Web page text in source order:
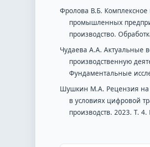
Фролова В.Б.
промышленных
производство.
Чудаева А.А. Актуальные
производственную
Фундаментальные
Шушкин М.А. Рецензия на
в условиях цифровой
производств. 2023. Т.